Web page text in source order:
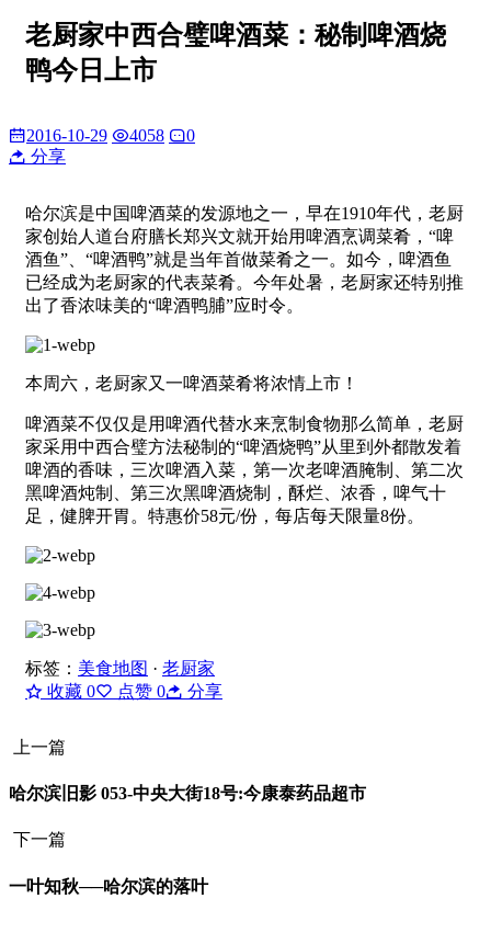
老厨家中西合璧啤酒菜：秘制啤酒烧
鸭今日上市
2016-10-29 4058
0
分享
哈尔滨是中国啤酒菜的发源地之一，早在1910年代，老厨
家创始人道台府膳长郑兴文就开始用啤酒烹调菜肴，“啤
酒鱼”、“啤酒鸭”就是当年首做菜肴之一。如今，啤酒鱼
已经成为老厨家的代表菜肴。今年处暑，老厨家还特别推
出了香浓味美的“啤酒鸭脯”应时令。
本周六，老厨家又一啤酒菜肴将浓情上市！
啤酒菜不仅仅是用啤酒代替水来烹制食物那么简单，老厨
家采用中西合璧方法秘制的“啤酒烧鸭”从里到外都散发着
啤酒的香味，三次啤酒入菜，第一次老啤酒腌制、第二次
黑啤酒炖制、第三次黑啤酒烧制，酥烂、浓香，啤气十
足，健脾开胃。特惠价58元/份，每店每天限量8份。
标签： 美食地图 · 老厨家
收藏 0 点赞 0 分享
上一篇
哈尔滨旧影 053-中央大街18号:今康泰药品超市
下一篇
一叶知秋──哈尔滨的落叶